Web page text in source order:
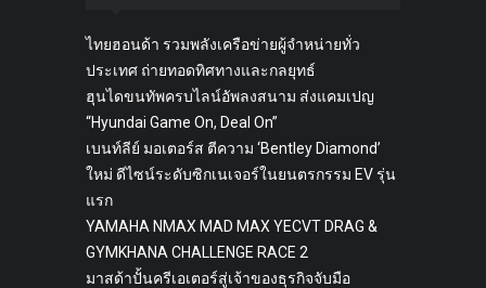
ไทยฮอนด้า รวมพลังเครือข่ายผู้จำหน่ายทั่ว
ประเทศ ถ่ายทอดทิศทางและกลยุทธ์
ฮุนไดขนทัพครบไลน์อัพลงสนาม ส่งแคมเปญ
“Hyundai Game On, Deal On”
เบนท์ลีย์ มอเตอร์ส ตีความ ‘Bentley Diamond’
ใหม่ ดีไซน์ระดับซิกเนเจอร์ในยนตรกรรม EV รุ่น
แรก
YAMAHA NMAX MAD MAX YECVT DRAG &
GYMKHANA CHALLENGE RACE 2
มาสด้าปั้นครีเอเตอร์สู่เจ้าของธุรกิจจับมือ